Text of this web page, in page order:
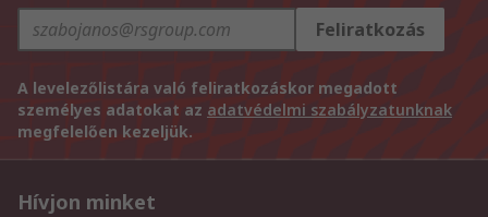
Feliratkozás
A levelezőlistára való feliratkozáskor megadott
személyes adatokat az adatvédelmi szabályzatunknak
megfelelően kezeljük.
Hívjon minket